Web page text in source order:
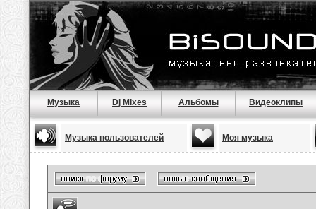
Музыка Dj Mixes Альбомы Видеоклипы
Музыка пользователей Моя музыка